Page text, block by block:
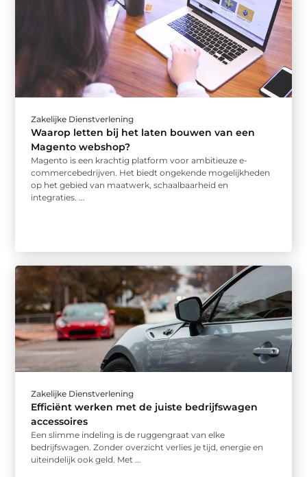
Zakelijke Dienstverlening
Waarop letten bij het laten bouwen van een
Magento webshop?
Magento is een krachtig platform voor ambitieuze e-
commercebedrijven. Het biedt ongekende mogelijkheden
op het gebied van maatwerk, schaalbaarheid en
integraties. ...
Zakelijke Dienstverlening
Efficiënt werken met de juiste bedrijfswagen
accessoires
Een slimme indeling is de ruggengraat van elke
bedrijfswagen. Zonder overzicht verlies je tijd, energie en
uiteindelijk ook geld. Met ...